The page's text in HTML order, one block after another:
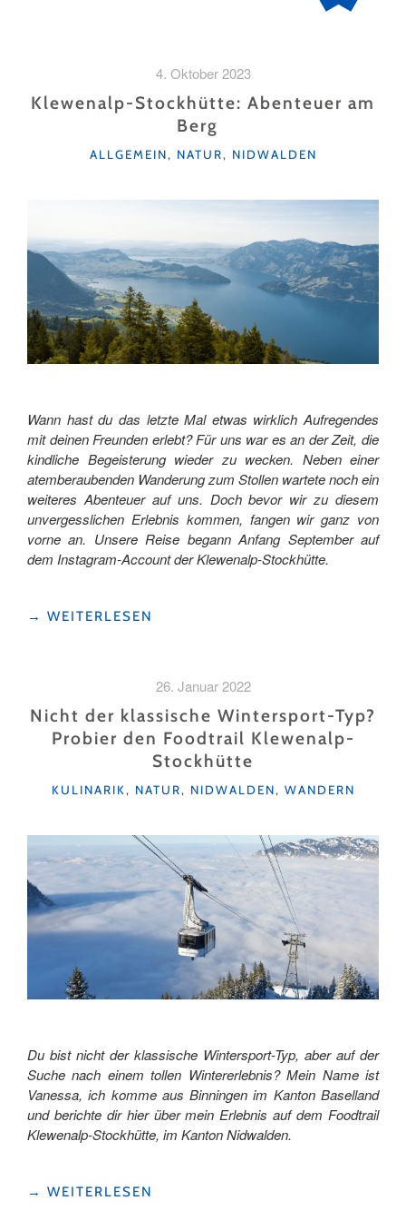
4. Oktober 2023
Klewenalp-Stockhütte: Abenteuer am
Berg
KATEGORIEN
ALLGEMEIN, NATUR, NIDWALDEN
Wann hast du das letzte Mal etwas wirklich Aufregendes
mit deinen Freunden erlebt? Für uns war es an der Zeit, die
kindliche Begeisterung wieder zu wecken. Neben einer
atemberaubenden Wanderung zum Stollen wartete noch ein
weiteres Abenteuer auf uns. Doch bevor wir zu diesem
unvergesslichen Erlebnis kommen, fangen wir ganz von
vorne an. Unsere Reise begann Anfang September auf
dem Instagram-Account der Klewenalp-Stockhütte.
"KLEWENALP-
→ WEITERLESEN
26. Januar 2022
Nicht der klassische Wintersport-Typ?
Probier den Foodtrail Klewenalp-
Stockhütte
KATEGORIEN
KULINARIK, NATUR, NIDWALDEN, WANDERN
Du bist nicht der klassische Wintersport-Typ, aber auf der
Suche nach einem tollen Wintererlebnis? Mein Name ist
Vanessa, ich komme aus Binningen im Kanton Baselland
und berichte dir hier über mein Erlebnis auf dem Foodtrail
Klewenalp-Stockhütte, im Kanton Nidwalden.
"NICHT
→ WEITERLESEN